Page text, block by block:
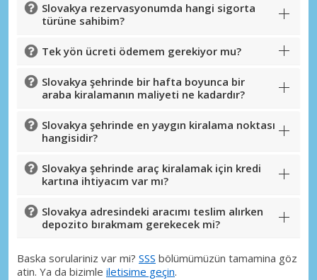
Slovakya rezervasyonumda hangi sigorta
türüne sahibim?
Tek yön ücreti ödemem gerekiyor mu?
Slovakya şehrinde bir hafta boyunca bir
araba kiralamanın maliyeti ne kadardır?
Slovakya şehrinde en yaygın kiralama noktası
hangisidir?
Slovakya şehrinde araç kiralamak için kredi
kartına ihtiyacım var mı?
Slovakya adresindeki aracımı teslim alırken
depozito bırakmam gerekecek mi?
Baska sorulariniz var mi? SSS bölümümüzün tamamina göz
atin. Ya da bizimle iletisime geçin.
Özel iş ortağı tekliflerine erişim sağlayın
eLink ile giriş yap